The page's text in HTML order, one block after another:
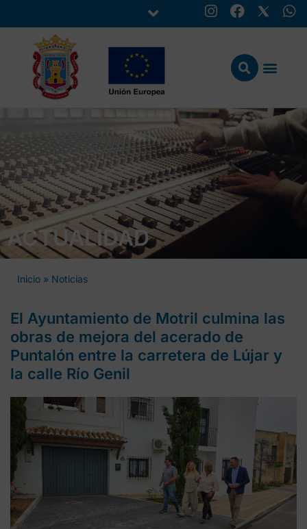
ACTUALIDAD
Inicio » Noticias
El Ayuntamiento de Motril culmina las
obras de mejora del acerado de
Puntalón entre la carretera de Lújar y
la calle Río Genil